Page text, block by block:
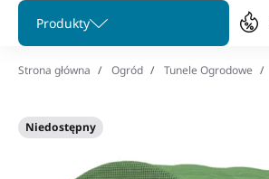
Pomiń menu
Produkty
Strona główna Ogród Tunele Ogrodowe
Niedostępny